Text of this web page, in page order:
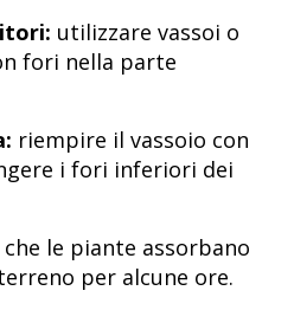
utilizzare vassoi o
fori nella parte
riempire il vassoio con
i fori inferiori dei
che le piante assorbano
per alcune ore.